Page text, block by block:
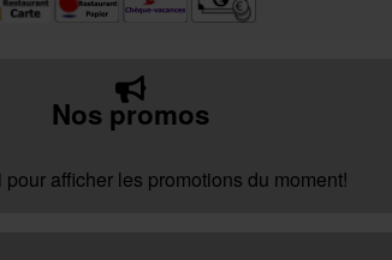
Nos promos
afficher les promotions du moment!